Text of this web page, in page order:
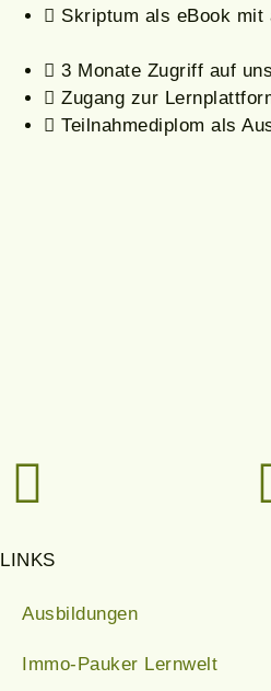
Skriptum als eBook mit
3 Monate Zugriff auf
Zugang zur
Teilnahmediplom als
LINKS
Ausbildungen
Immo-Pauker Lernwelt